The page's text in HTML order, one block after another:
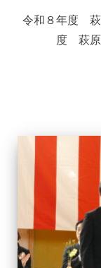
令和８年度
度 萩原